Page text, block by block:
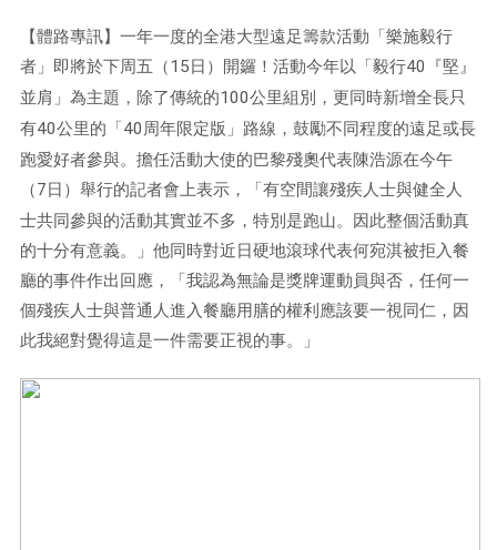
【體路專訊】一年一度的全港大型遠足籌款活動「樂施毅行
者」即將於下周五（15日）開鑼！活動今年以「毅行40
『堅』
並肩」為主題，除了傳統的100公里組別，更同時新增全長只
有40公里的「40 周年限定版」路線，鼓勵不同程度的遠足或長
跑愛好者參與。擔任活動大使的巴黎殘奧代表陳浩源在今午
（7日）舉行的記者會上表示，「有空間讓殘疾人士與健全人
士共同參與的活動其實並不多，特別是跑山。因此整個活動真
的十分有意義。」他同時對近日硬地滾球代表何宛淇被拒入餐
廳的事件作出回應，「我認為無論是獎牌運動員與否，任何一
個殘疾人士與普通人進入餐廳用膳的權利應該要一視同仁，因
此我絕對覺得這是一件需要正視的事。」